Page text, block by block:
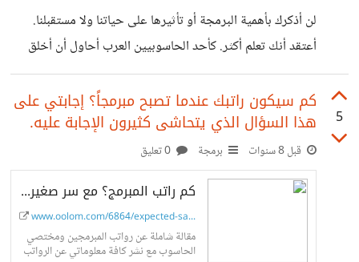
لن أذكرك بأهمية البرمجة أو تأثيرها على حياتنا ولا مستقبلنا.
أعتقد أنك تعلم أكثر. كأحد الحاسوبيين العرب أحاول أن أخلق
أثراً طيباً في مجتمعنا العربي فيما يتعلق بالبرمجة أكتبُ في
مدونتي بين الحين والآخر كما أنني مؤخراً أنشأتُ دورة لتعلم
أساسيات لغة جافا. هذه الدورة موجهةٌ للمبتدئين الذي يلا يملكون
خلفية برمجية، بصورة مبسطةٍ تركز على فهم المفاهيم أكثر من
حفظ الأدوات وعلى التجربة كذلك. في مجتمعٍ يُحب أن يتعلم
ببساطة، أضعُ فرصة الإلتحاق بهذه الدورة مجاناً (بالأصل هي
5
كم سيكون راتبك عندما تصبح مبرمجاً؟ إجابتي على
هذا السؤال الذي يتحاشى كثيرون الإجابة عليه.
قبل 8 سنوات برمجة
كم راتب المبرمج؟ مع سر صغير لمعرفة متوسط راتب أي وظيفة
www.oolom.com/6864/expected-sa...
مقالة شاملة عن رواتب المبرمجين ومختصي
الحاسوب مع نشر كافة معلوماتي عن الرواتب